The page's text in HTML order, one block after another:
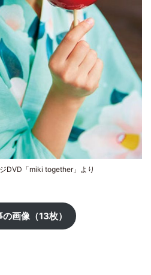
DVD「miki together」より
画像（13枚）